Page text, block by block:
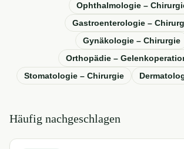
Ophthalmologie –
Gastroenterologie –
Gynäkologie – Chirurgie
Orthopädie –
Stomatologie – Chirurgie
Häufig nachgeschlagen